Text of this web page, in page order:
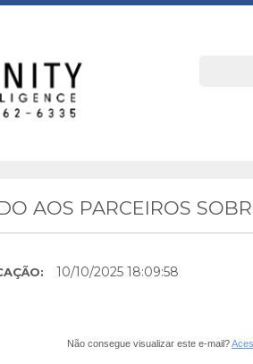
AOS PARCEIROS
10/10/2025 18:09:58
Não consegue visualizar este e-mail?